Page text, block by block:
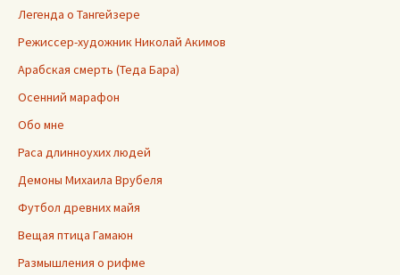
Легенда о Тангейзере
Режиссер-художник Николай Акимов
Арабская смерть (Теда Бара)
Осенний марафон
Обо мне
Раса длинноухих людей
Демоны Михаила Врубеля
Футбол древних майя
Вещая птица Гамаюн
Размышления о рифме